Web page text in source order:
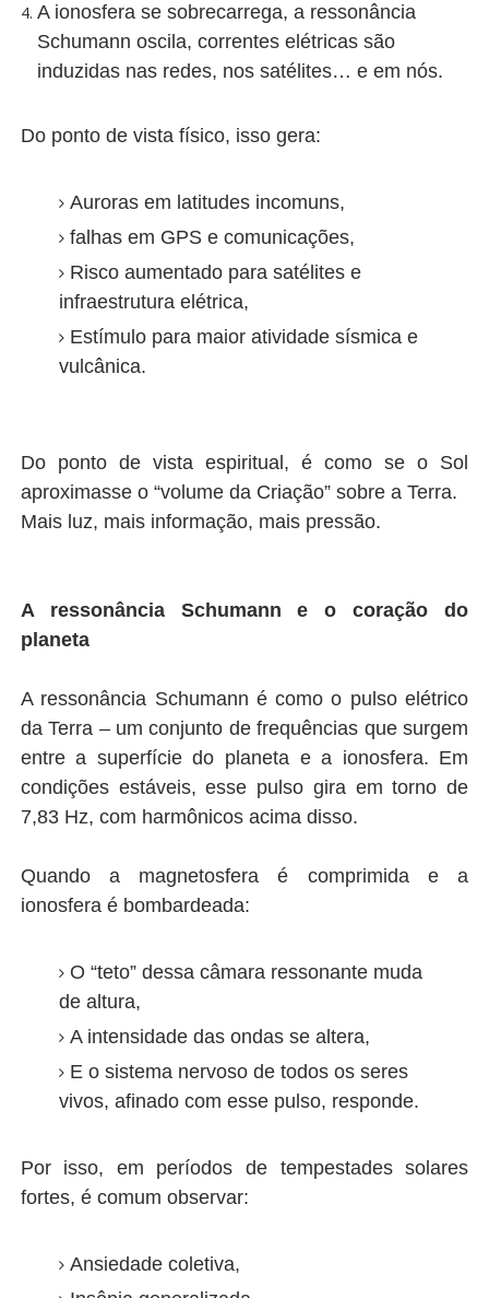
A ionosfera se sobrecarrega, a ressonância
Schumann oscila, correntes elétricas são
induzidas nas redes, nos satélites… e em nós.
Do ponto de vista físico, isso gera:
Auroras em latitudes incomuns,
falhas em GPS e comunicações,
Risco aumentado para satélites e
infraestrutura elétrica,
Estímulo para maior atividade sísmica e
vulcânica.
Do ponto de vista espiritual, é como se o Sol
aproximasse o “volume da Criação” sobre a Terra.
Mais luz, mais informação, mais pressão.
A ressonância Schumann e o coração do
planeta
A ressonância Schumann é como o pulso elétrico
da Terra – um conjunto de frequências que surgem
entre a superfície do planeta e a ionosfera. Em
condições estáveis, esse pulso gira em torno de
7,83 Hz, com harmônicos acima disso.
Quando a magnetosfera é comprimida e a
ionosfera é bombardeada:
O “teto” dessa câmara ressonante muda
de altura,
A intensidade das ondas se altera,
E o sistema nervoso de todos os seres
vivos, afinado com esse pulso, responde.
Por isso, em períodos de tempestades solares
fortes, é comum observar:
Ansiedade coletiva,